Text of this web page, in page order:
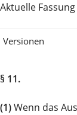
Aktuelle Fassung
Versionen
§ 11.
(1)Wenn das